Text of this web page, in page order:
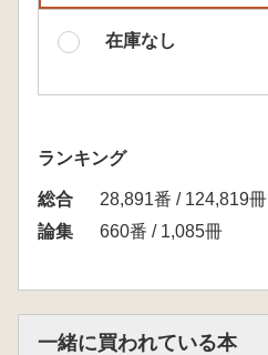
在庫なし
ランキング
総合
28,891番 / 124,819冊
論集
660番 / 1,085冊
一緒に買われている本